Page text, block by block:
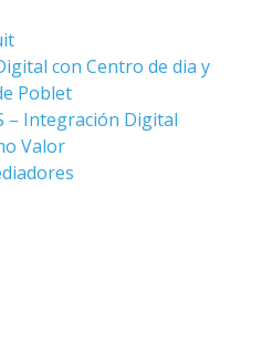
con Centro de dia y
Poblet
– Integración Digital
Valor